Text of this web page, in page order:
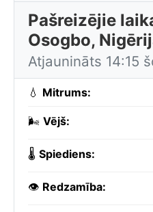
Pašreizējie
Osogbo,
Atjaunināts 14:15
💧 Mitrums:
🌬️ Vējš:
🌡️ Spiediens:
👁️ Redzamība: